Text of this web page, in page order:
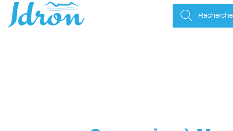
Recherche